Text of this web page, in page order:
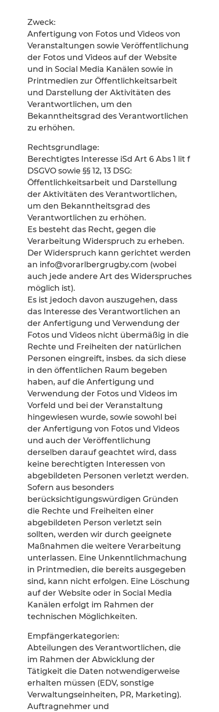
Zweck:
Anfertigung von Fotos und Videos von
Veranstaltungen sowie Veröffentlichung
der Fotos und Videos auf der Website
und in Social Media Kanälen sowie in
Printmedien zur Öffentlichkeitsarbeit
und Darstellung der Aktivitäten des
Verantwortlichen, um den
Bekanntheitsgrad des Verantwortlichen
zu erhöhen.
Rechtsgrundlage:
Berechtigtes Interesse iSd Art 6 Abs 1 lit f
DSGVO sowie §§ 12, 13 DSG:
Öffentlichkeitsarbeit und Darstellung
der Aktivitäten des Verantwortlichen,
um den Bekanntheitsgrad des
Verantwortlichen zu erhöhen.
Es besteht das Recht, gegen die
Verarbeitung Widerspruch zu erheben.
Der Widerspruch kann gerichtet werden
an info@vorarlbergrugby.com (wobei
auch jede andere Art des Widerspruches
möglich ist).
Es ist jedoch davon auszugehen, dass
das Interesse des Verantwortlichen an
der Anfertigung und Verwendung der
Fotos und Videos nicht übermäßig in die
Rechte und Freiheiten der natürlichen
Personen eingreift, insbes. da sich diese
in den öffentlichen Raum begeben
haben, auf die Anfertigung und
Verwendung der Fotos und Videos im
Vorfeld und bei der Veranstaltung
hingewiesen wurde, sowie sowohl bei
der Anfertigung von Fotos und Videos
und auch der Veröffentlichung
derselben darauf geachtet wird, dass
keine berechtigten Interessen von
abgebildeten Personen verletzt werden.
Sofern aus besonders
berücksichtigungswürdigen Gründen
die Rechte und Freiheiten einer
abgebildeten Person verletzt sein
sollten, werden wir durch geeignete
Maßnahmen die weitere Verarbeitung
unterlassen. Eine Unkenntlichmachung
in Printmedien, die bereits ausgegeben
sind, kann nicht erfolgen. Eine Löschung
auf der Website oder in Social Media
Kanälen erfolgt im Rahmen der
technischen Möglichkeiten.
Empfängerkategorien:
Abteilungen des Verantwortlichen, die
im Rahmen der Abwicklung der
Tätigkeit die Daten notwendigerweise
erhalten müssen (EDV, sonstige
Verwaltungseinheiten, PR, Marketing).
Auftragnehmer und